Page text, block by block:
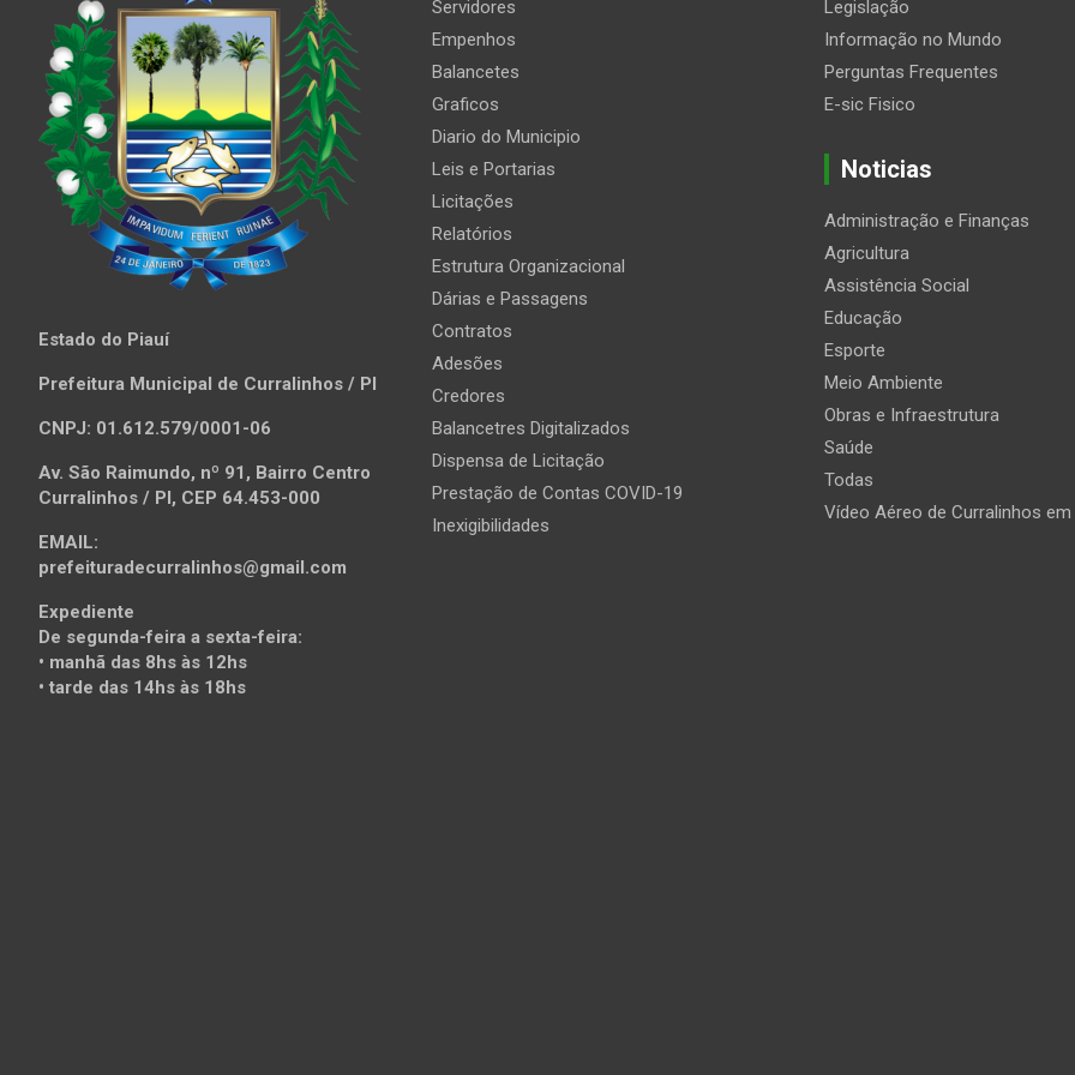
Estado do Piauí
Prefeitura Municipal de Curralinhos / PI
CNPJ: 01.612.579/0001-06
Av. São Raimundo, nº 91, Bairro Centro
Curralinhos / PI, CEP 64.453-000
EMAIL:
prefeituradecurralinhos@gmail.com
Expediente
De segunda-feira a sexta-feira:
• manhã das 8hs às 12hs
• tarde das 14hs às 18hs
Servidores
Empenhos
Balancetes
Graficos
Diario do Municipio
Leis e Portarias
Licitações
Relatórios
Estrutura Organizacional
Dárias e Passagens
Contratos
Adesões
Credores
Balancetres Digitalizados
Dispensa de Licitação
Prestação de Contas COVID-19
Inexigibilidades
Legislação
Informação no Mundo
Perguntas Frequentes
E-sic Fisico
Noticias
Administração e Finanças
Agricultura
Assistência Social
Educação
Esporte
Meio Ambiente
Obras e Infraestrutura
Saúde
Todas
Vídeo Aéreo de Curralinhos em